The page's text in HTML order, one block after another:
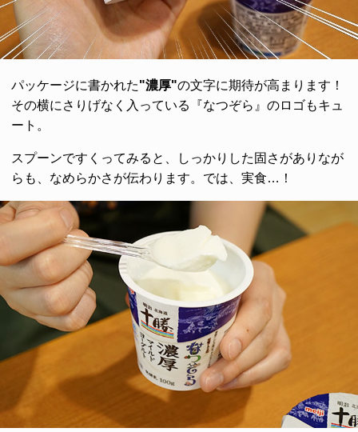
パッケージに書かれた"濃厚"の文字に期待が高まります！
その横にさりげなく入っている『なつぞら』のロゴもキュ
ート。
スプーンですくってみると、しっかりした固さがありなが
らも、なめらかさが伝わります。では、実食…！